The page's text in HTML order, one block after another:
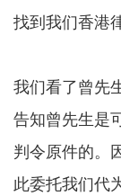
找到我们香港
我们看了曾先
告知曾先生是
判令原件的。
此委托我们代